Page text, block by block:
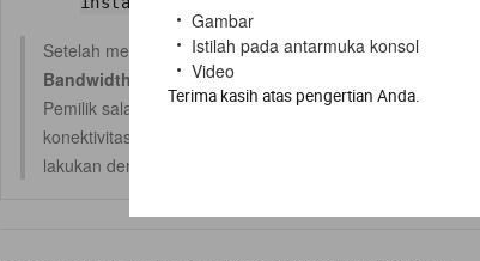
Gambar
Istilah pada antarmuka konsol
Video
Terima kasih atas pengertian Anda.
Setelah membuat koneksi peering VPC lintas wilayah,
Bandwidth (Mbit/s)dan
Pemilik salah satu akun dapat menghapus koneksi
konektivitas jaringan pribadi dan tidak dapat
lakukan dengan hati-hati.